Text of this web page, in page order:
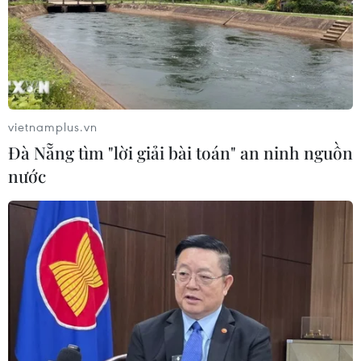
Từ ngày 9/8, cảnh báo nắng nóng
diện rộng ở khu vực Bắc Bộ và Trung
Bộ
07/08/2026 08:58
Từ Quảng Ninh đến Quảng Trị chủ
động ứng phó với áp thấp nhiệt đới
07/08/2026 08:21
Hạn hán nghiêm trọng đe dọa "huyết
mạch" kinh tế châu Âu
07/08/2026 07:58
vietnamplus.vn
Đà Nẵng tìm "lời giải bài toán" an ninh nguồn
nước